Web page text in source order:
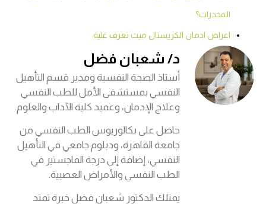
المخدرات؟
اعراض ادمان الكريستال ميث تعرف عليه
د/ شعبان فضل
أستاذ الصحة النفسية ومدير قسم التأهيل
النفسي بمستشفى الأمل للطب النفسي
وعلاج الإدمان، وعميد كلية الآداب والعلوم.
حاصل على بكالوريوس الطب النفسي من
جامعة القاهرة، ودبلوم جامعي في التأهيل
النفسي، إضافة إلى درجة الماجستير في
الطب النفسي والأمراض العصبية.
يمتلك الدكتور شعبان فضل خبرة تمتد